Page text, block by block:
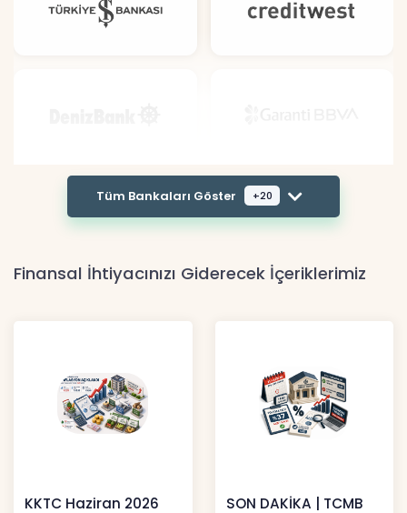
Tüm Bankaları Göster +20
Finansal İhtiyacınızı Giderecek İçeriklerimiz
KKTC Haziran 2026
SON DAKİKA | TCMB